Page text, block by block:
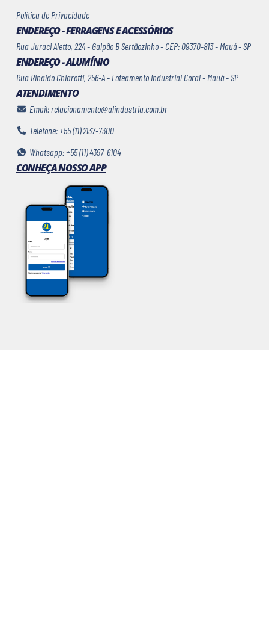
Política de Privacidade
ENDEREÇO - FERRAGENS E ACESSÓRIOS
Rua Juraci Aletto, 224 - Galpão B Sertãozinho - CEP: 09370-813 - Mauá - SP
ENDEREÇO - ALUMÍNIO
Rua Rinaldo Chiarotti, 256-A - Loteamento Industrial Coral - Mauá - SP
ATENDIMENTO
Email: relacionamento@alindustria.com.br
Telefone: +55 (11) 2137-7300
Whatsapp: +55 (11) 4397-6104
CONHEÇA NOSSO APP